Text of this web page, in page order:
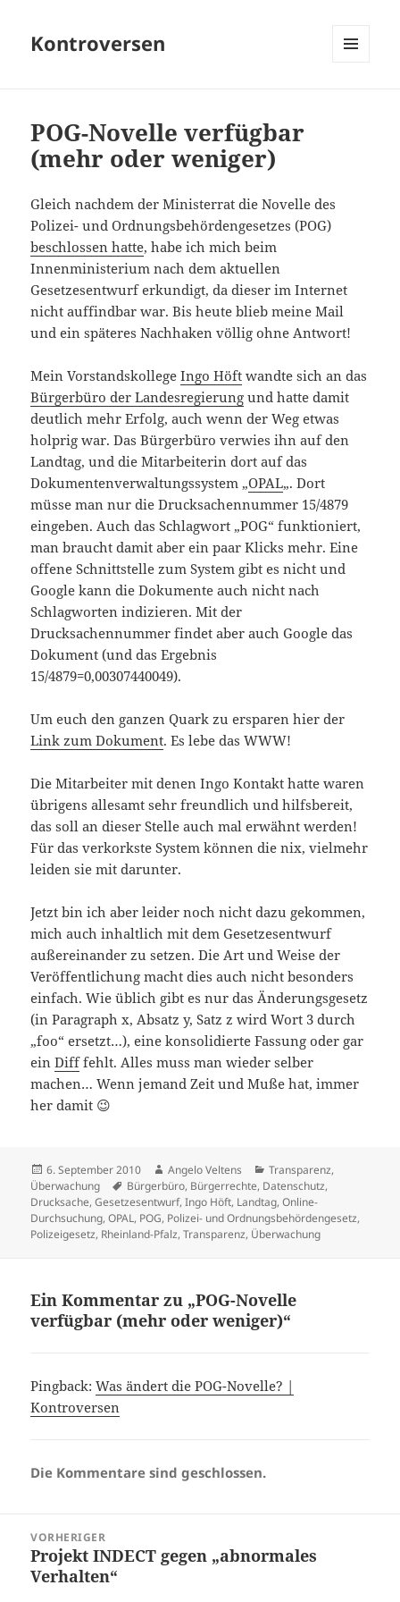
Kontroversen
POG-Novelle verfügbar
(mehr oder weniger)
Gleich nachdem der Ministerrat die Novelle des
Polizei- und Ordnungsbehördengesetzes (POG)
beschlossen hatte, habe ich mich beim
Innenministerium nach dem aktuellen
Gesetzesentwurf erkundigt, da dieser im Internet
nicht auffindbar war. Bis heute blieb meine Mail
und ein späteres Nachhaken völlig ohne Antwort!
Mein VorstandskollegeIngo Höft wandte sich an das
Bürgerbüro der Landesregierung und hatte damit
deutlich mehr Erfolg, auch wenn der Weg etwas
holprig war. Das Bürgerbüro verwies ihn auf den
Landtag, und die Mitarbeiterin dort auf das
Dokumentenverwaltungssystem „OPAL„. Dort
müsse man nur die Drucksachennummer 15/4879
eingeben. Auch das Schlagwort „POG“ funktioniert,
man braucht damit aber ein paar Klicks mehr. Eine
offene Schnittstelle zum System gibt es nicht und
Google kann die Dokumente auch nicht nach
Schlagworten indizieren. Mit der
Drucksachennummer findet aber auch Google das
Dokument (und das Ergebnis
15/4879=0,00307440049).
Um euch den ganzen Quark zu ersparen hier der
Link zum Dokument. Es lebe das WWW!
Die Mitarbeiter mit denen Ingo Kontakt hatte waren
übrigens allesamt sehr freundlich und hilfsbereit,
das soll an dieser Stelle auch mal erwähnt werden!
Für das verkorkste System können die nix, vielmehr
leiden sie mit darunter.
Jetzt bin ich aber leider noch nicht dazu gekommen,
mich auch inhaltlich mit dem Gesetzesentwurf
außereinander zu setzen. Die Art und Weise der
Veröffentlichung macht dies auch nicht besonders
einfach. Wie üblich gibt es nur das Änderungsgesetz
(in Paragraph x, Absatz y, Satz z wird Wort 3 durch
„foo“ ersetzt…), eine konsolidierte Fassung oder gar
einDifffehlt. Alles muss man wieder selber
machen… Wenn jemand Zeit und Muße hat, immer
her damit 😉
Veröffentlicht
am
6. September 2010 Autor
Angelo Veltens Kategorien
Transparenz,
Überwachung
Schlagwörter
Bürgerbüro, Bürgerrechte, Datenschutz,
Drucksache,Gesetzesentwurf,Ingo Höft, Landtag,Online-
Durchsuchung,OPAL, POG, Polizei- und Ordnungsbehördengesetz,
Polizeigesetz, Rheinland-Pfalz,Transparenz, Überwachung
Ein Kommentar zu „POG-Novelle
verfügbar (mehr oder weniger)“
Pingback:Was ändert die POG-Novelle? |
Kontroversen
Die Kommentare sind geschlossen.
VORHERIGER
Vorheriger
Beitrag:
Projekt INDECT gegen „abnormales
Verhalten“